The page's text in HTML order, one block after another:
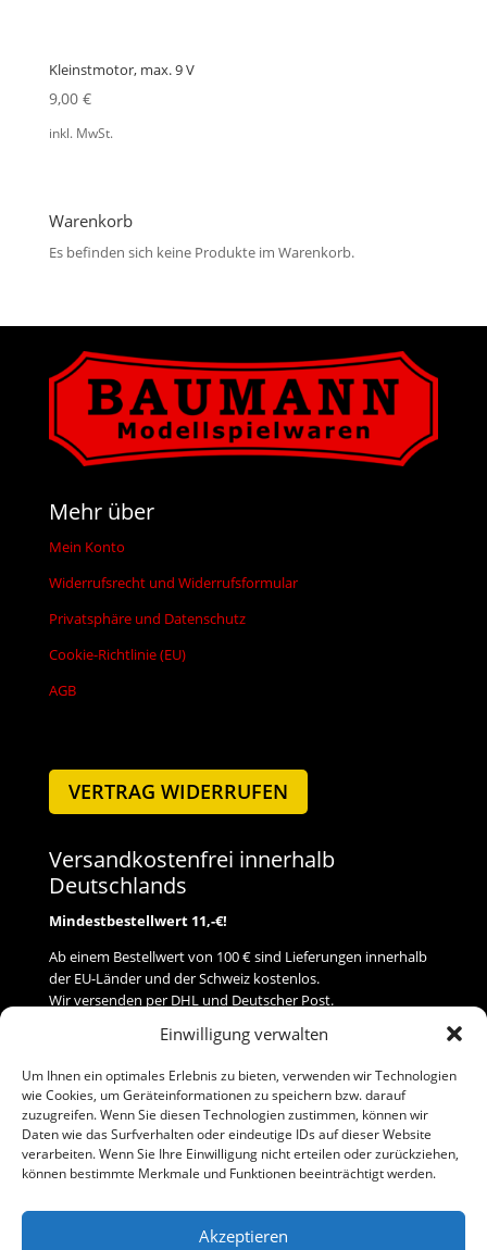
Einwilligung verwalten
Um Ihnen ein optimales Erlebnis zu bieten, verwenden wir Technologien
wie Cookies, um Geräteinformationen zu speichern bzw. darauf
zuzugreifen. Wenn Sie diesen Technologien zustimmen, können wir
Daten wie das Surfverhalten oder eindeutige IDs auf dieser Website
verarbeiten. Wenn Sie Ihre Einwilligung nicht erteilen oder zurückziehen,
können bestimmte Merkmale und Funktionen beeinträchtigt werden.
Akzeptieren
Kleinstmotor, max. 9 V
9,00 €
inkl. MwSt.
Warenkorb
Es befinden sich keine Produkte im Warenkorb.
Mehr über
Mein Konto
Widerrufsrecht und Widerrufsformular
Privatsphäre und Datenschutz
Cookie-Richtlinie (EU)
AGB
VERTRAG WIDERRUFEN
Versandkostenfrei innerhalb
Deutschlands
Mindestbestellwert 11,-€!
Ab einem Bestellwert von 100 € sind Lieferungen innerhalb
der EU-Länder und der Schweiz kostenlos.
Wir versenden per DHL und Deutscher Post.
Versand
Zahlung
Baumann Modellspielwaren